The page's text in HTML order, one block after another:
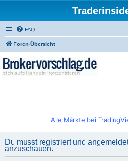
FAQ
Foren-Übersicht
Alle Märkte bei
Du musst registriert und
anzuschauen.